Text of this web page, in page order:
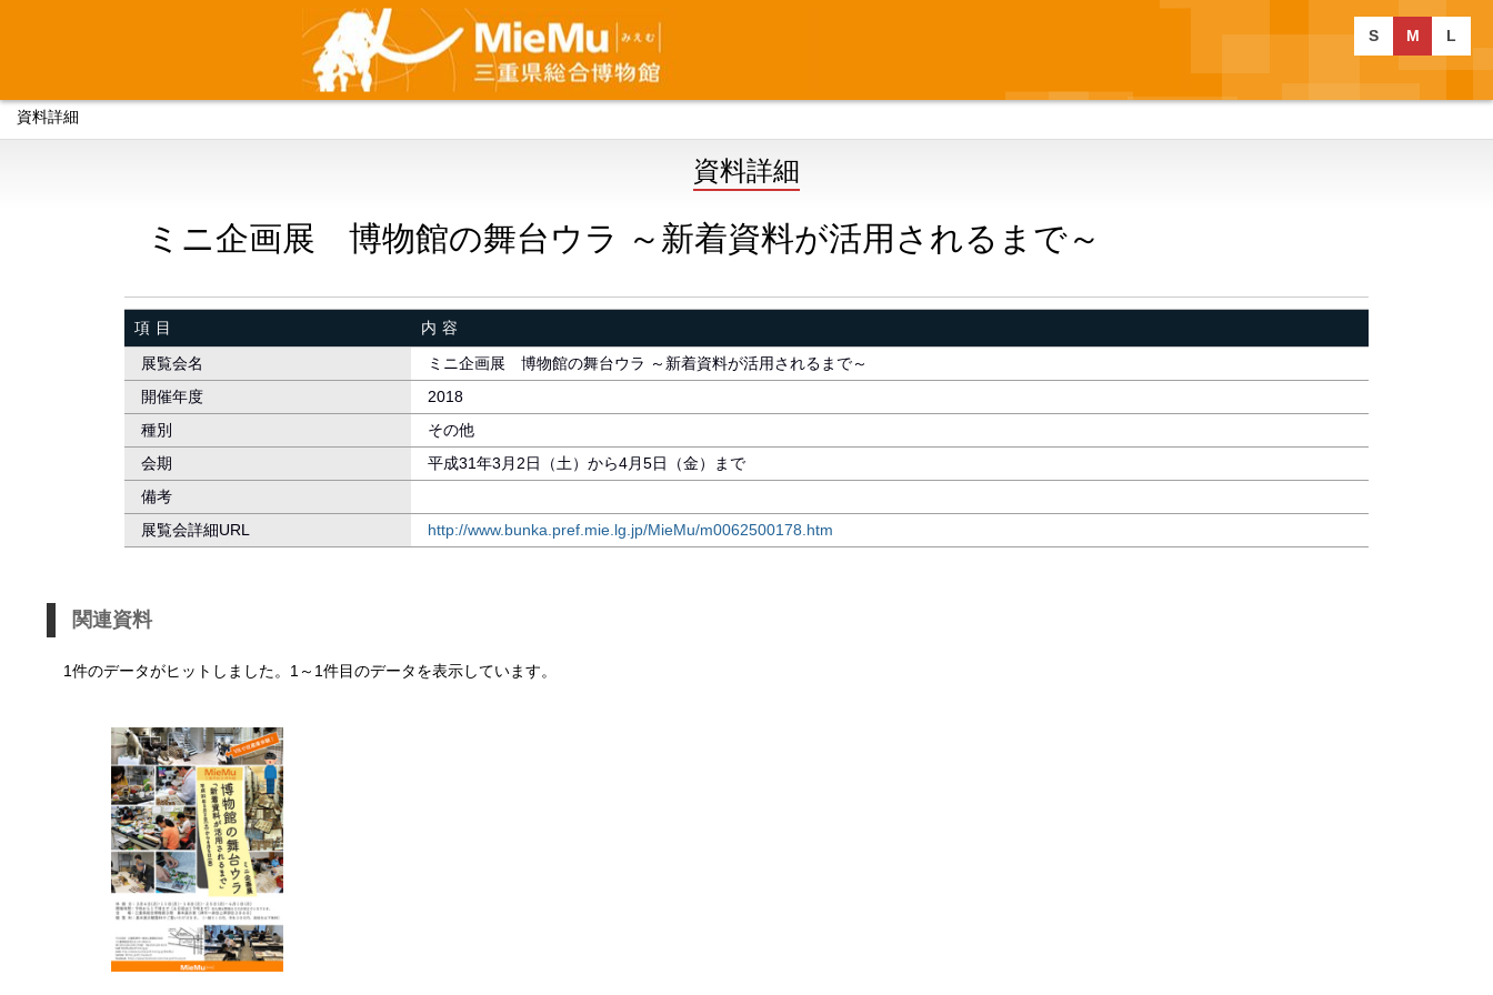
S M L
資料詳細
資料詳細
ミニ企画展 博物館の舞台ウラ ～新着資料が活用されるまで～
項目
内容
展覧会名
ミニ企画展 博物館の舞台ウラ ～新着資料が活用されるまで～
開催年度
2018
種別
その他
会期
平成31年3月2日（土）から4月5日（金）まで
備考
展覧会詳細URL
http://www.bunka.pref.mie.lg.jp/MieMu/m0062500178.htm
関連資料
1件のデータがヒットしました。1～1件目のデータを表示しています。